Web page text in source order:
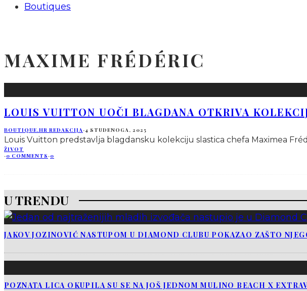
Boutiques
MAXIME FRÉDÉRIC
LOUIS VUITTON UOČI BLAGDANA OTKRIVA
BOUTIQUE.HR REDAKCIJA·4 STUDENOGA, 2025
Louis Vuitton predstavlja blagdansku kolekciju slastica chefa Maximea
ŽIVOT
·0 COMMENTS ·0
U TRENDU
JAKOV JOZINOVIĆ NASTUPOM U DIAMOND CLUBU POKAZAO ZAŠTO
POZNATA LICA OKUPILA SU SE NA JOŠ JEDNOM MULINO BEACH X